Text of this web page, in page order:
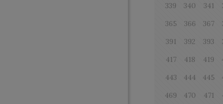
339
340 341
365
366 367
391
392 393
417
418 419
443
444 445
469
470 471